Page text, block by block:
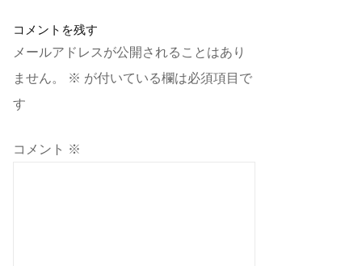
コメントを残す
メールアドレスが公開されることはあり
ません。
※ が付いている欄は必須項目で
す
コメント ※